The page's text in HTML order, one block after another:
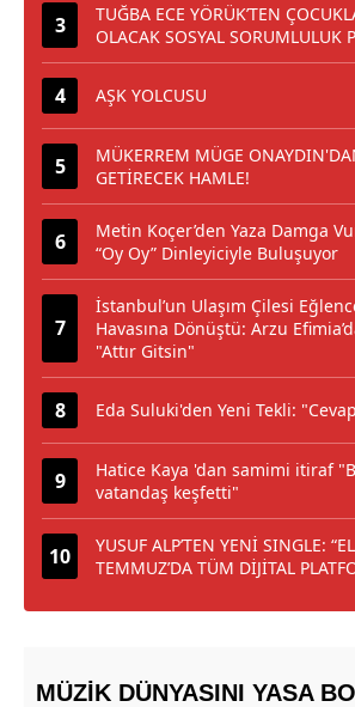
TUĞBA ECE YÖRÜK’TEN
OLACAK SOSYAL SORUMLULUK
AŞK YOLCUSU
MÜKERREM MÜGE
GETİRECEK HAMLE!
Metin Koçer’den Yaza Damga
“Oy Oy” Dinleyiciyle Buluşuyor
İstanbul’un Ulaşım Çilesi
Havasına Dönüştü: Arzu
"Attır Gitsin"
Eda Suluki'den Yeni Tekli:
Hatice Kaya 'dan samimi itiraf
vatandaş keşfetti"
YUSUF ALP’TEN YENİ SINGLE:
TEMMUZ’DA TÜM DİJİTAL
MÜZIK DÜNYASINI YASA